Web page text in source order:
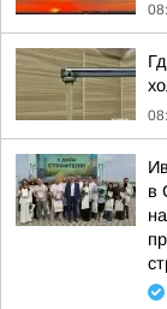
в